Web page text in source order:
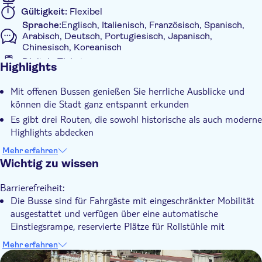
das berühmte Santiago-Bernabéu-Stadion von Real Madrid.
Route 3 (Orange) führt Sie auf eine Entdeckungsreise durch
das heutige Madrid. Eine lebendige Route durch Madrid, die die
kreativste, dynamischste und kosmopolitischste Seite der Stadt
hervorhebt. Von Neptuno und der Puerta de Alcalá führt sie
vorbei an kulturellen Sehenswürdigkeiten wie der Casa Árabe
und dem Goya-Viertel. Die Route setzt sich durch Colón und
das lebhafte Viertel Malasaña fort, bevor sie am Callao und der
ikonischen Gran Vía endet.
Gültigkeit: Flexibel
Sprache:Englisch, Italienisch, Französisch, Spanisch,
Arabisch, Deutsch, Portugiesisch, Japanisch,
Chinesisch, Koreanisch
Digitale Tickets
Zusätzliche Informationen
Sofortbestätigung
Lokales Flair
Führung mit Audioguide
Digitale Buchungsbestätigung
Wheelchair access
Inklusive Transfer
Highlights
Mit offenen Bussen genießen Sie herrliche Ausblicke und
können die Stadt ganz entspannt erkunden
Es gibt drei Routen, die sowohl historische als auch moderne
Highlights abdecken
Sie sehen Wahrzeichen wie den Königspalast, den Prado und
das Bernabéu-Stadion
Stadtführung enthalten, bei der Sie die Stadt näher
kennenlernen
Mehr erfahren
Wichtig zu wissen
Barrierefreiheit:
Die Busse sind für Fahrgäste mit eingeschränkter Mobilität
ausgestattet und verfügen über eine automatische
Einstiegsrampe, reservierte Plätze für Rollstühle mit
Sicherheitsklemmen und -befestigungen sowie eine
verlängerte Rampe und ein Absenksystem auf der rechten
Mehr erfahren
DSA1Liria Palace